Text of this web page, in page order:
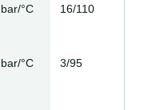
bar/°C 16/110
bar/°C 3/95